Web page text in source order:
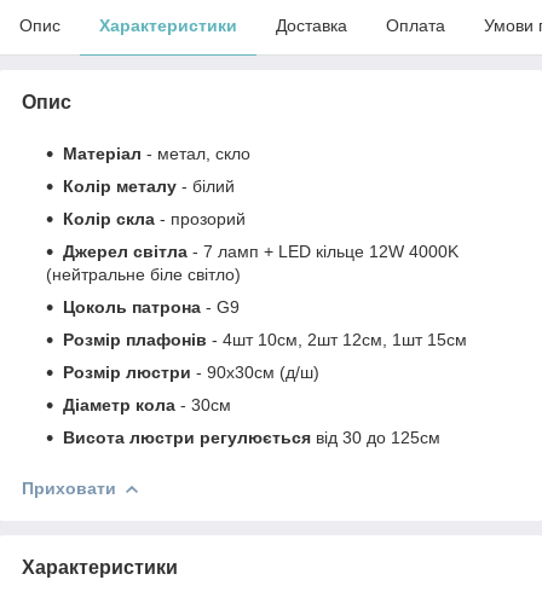
Опис Характеристики Доставка Оплата Умови
Опис
Матеріал - метал, скло
Колір металу - білий
Колір скла - прозорий
Джерел світла - 7 ламп + LED кільце 12W 4000K
(нейтральне біле світло)
Цоколь патрона - G9
Розмір плафонів - 4шт 10см, 2шт 12см, 1шт 15см
Розмір люстри - 90х30см (д/ш)
Діаметр кола - 30см
Висота люстри регулюється від 30 до 125см
Приховати
Характеристики